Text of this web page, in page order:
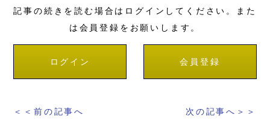
記事の続きを読む場合はログインしてください。また
は会員登録をお願いします。
ログイン 会員登録
＜＜前の記事へ 次の記事へ＞＞